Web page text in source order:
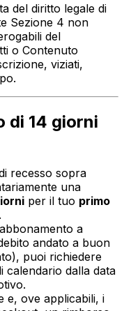
del diritto legale di
Sezione 4 non
del
o Contenuto
viziati,
di 14 giorni
recesso sopra
una
per il tuo primo
.
a
andato a buon
puoi richiedere
calendario dalla data
e, ove applicabili, i